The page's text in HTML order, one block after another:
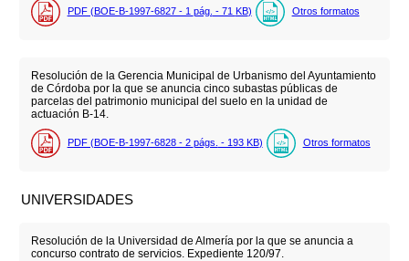
PDF (BOE-B-1997-6827 - 1 pág. - 71 KB) Otros formatos
Resolución de la Gerencia Municipal de Urbanismo del Ayuntamiento
de Córdoba por la que se anuncia cinco subastas públicas de
parcelas del patrimonio municipal del suelo en la unidad de
actuación B-14.
PDF (BOE-B-1997-6828 - 2 págs. - 193 KB) Otros formatos
UNIVERSIDADES
Resolución de la Universidad de Almería por la que se anuncia a
concurso contrato de servicios. Expediente 120/97.